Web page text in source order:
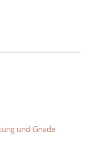
und Gnade